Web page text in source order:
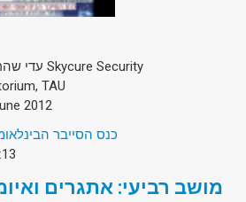
עדי שהרבני, מנכ"ל Skycure Security
TAU
2012
כנס הסייבר
מושב רביעי: אתגרים